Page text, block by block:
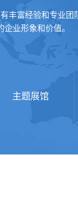
丰富经验和专业团
业形象和价值。
主题展馆